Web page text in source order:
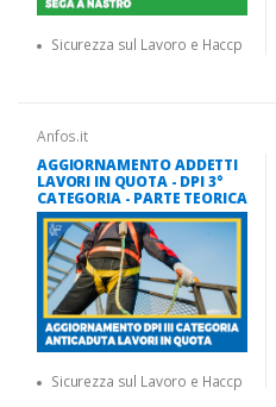
Sicurezza sul Lavoro e Haccp
Anfos.it
AGGIORNAMENTO ADDETTI
LAVORI IN QUOTA - DPI 3°
CATEGORIA - PARTE TEORICA
Sicurezza sul Lavoro e Haccp